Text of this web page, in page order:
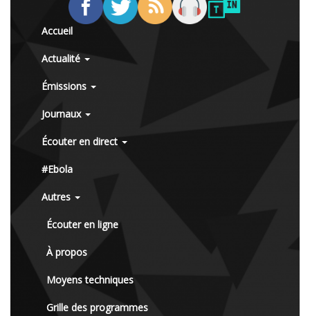
Accueil
Actualité
Émissions
Journaux
Écouter en direct
#Ebola
Autres
Écouter en ligne
À propos
Moyens techniques
Grille des programmes